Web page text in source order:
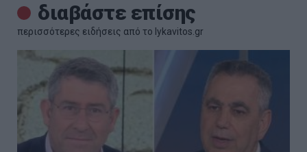
διαβάστε επίσης
περισσότερες ειδήσεις από το lykavitos.gr